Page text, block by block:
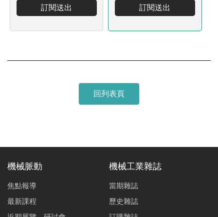
訂閱送出 訂閱送出
回列表頁
機械脈動
焦點報導
最新課程
機械工業雜誌
當期雜誌
歷史雜誌